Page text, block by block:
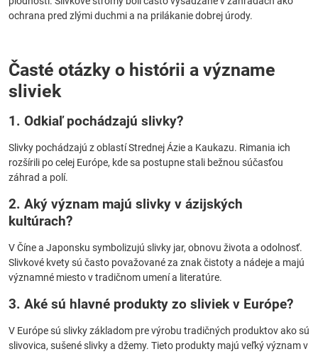
ochrana pred zlými duchmi a na prilákanie dobrej úrody.
Časté otázky o histórii a význame
sliviek
1. Odkiaľ pochádzajú slivky?
Slivky pochádzajú z oblastí Strednej Ázie a Kaukazu. Rimania ich
rozšírili po celej Európe, kde sa postupne stali bežnou súčasťou
záhrad a polí.
2. Aký význam majú slivky v ázijských
kultúrach?
V Číne a Japonsku symbolizujú slivky jar, obnovu života a odolnosť.
Slivkové kvety sú často považované za znak čistoty a nádeje a majú
významné miesto v tradičnom umení a literatúre.
3. Aké sú hlavné produkty zo sliviek v Európe?
V Európe sú slivky základom pre výrobu tradičných produktov ako sú
slivovica, sušené slivky a džemy. Tieto produkty majú veľký význam v